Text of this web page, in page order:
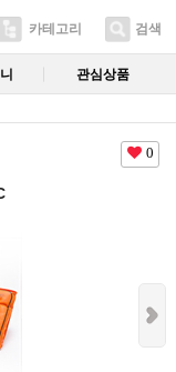
카테고리 검색
관심상품
0